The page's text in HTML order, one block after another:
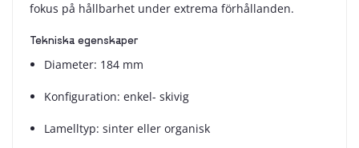
fokus på hållbarhet under extrema förhållanden.
Tekniska egenskaper
Diameter: 184 mm
Konfiguration: enkel- skivig
Lamelltyp: sinter eller organisk